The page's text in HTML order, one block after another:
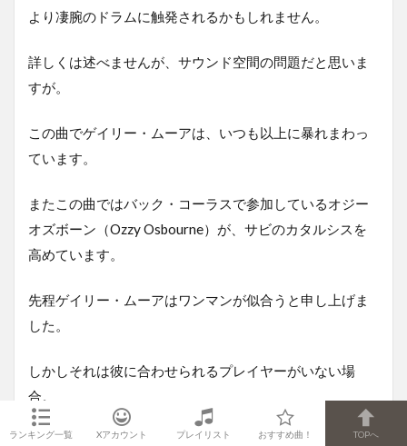
より凄腕のドラムに触発されるかもしれません。
詳しくは述べませんが、サウンド空間の問題だと思いま
すが。
この曲でゲイリー・ムーアは、いつも以上に暴れまわっ
ています。
またこの曲ではバック・コーラスで参加しているオジー
オズボーン（Ozzy Osbourne）が、サビのカタルシスを
高めています。
先程ゲイリー・ムーアはワンマンが似合うと申し上げま
した。
しかしそれは彼に合わせられるプレイヤーがいない場
合。
サッカーの神メッシはネイマールやスアレスなど、卓越
ランキング一覧 Xアカウント プレイリスト おすすめ曲！ TOPへ